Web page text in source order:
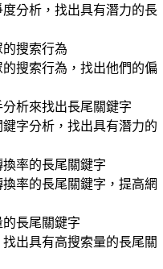
分析，找出具有潛力的長
搜索行為
搜索行為，找出他們的偏
析來找出長尾關鍵字
字分析，找出具有潛力的
率的長尾關鍵字
率的長尾關鍵字，提高網
長尾關鍵字
出具有高搜索量的長尾關